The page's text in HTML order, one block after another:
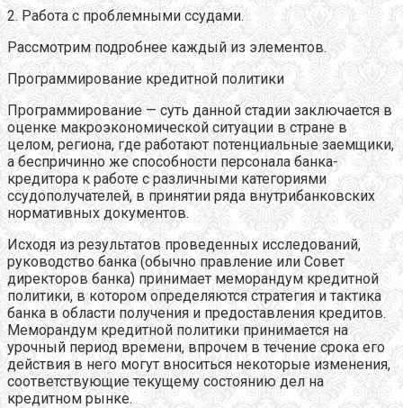
2. Работа с проблемными ссудами.
Рассмотрим подробнее каждый из элементов.
Программирование кредитной политики
Программирование — суть данной стадии заключается в
оценке макроэкономической ситуации в стране в
целом, региона, где работают потенциальные заемщики,
а беспричинно же способности персонала банка-
кредитора к работе с различными категориями
ссудополучателей, в принятии ряда внутрибанковских
нормативных документов.
Исходя из результатов проведенных исследований,
руководство банка (обычно правление или Совет
директоров банка) принимает меморандум кредитной
политики, в котором определяются стратегия и тактика
банка в области получения и предоставления кредитов.
Меморандум кредитной политики принимается на
урочный период времени, впрочем в течение срока его
действия в него могут вноситься некоторые изменения,
соответствующие текущему состоянию дел на
кредитном рынке.